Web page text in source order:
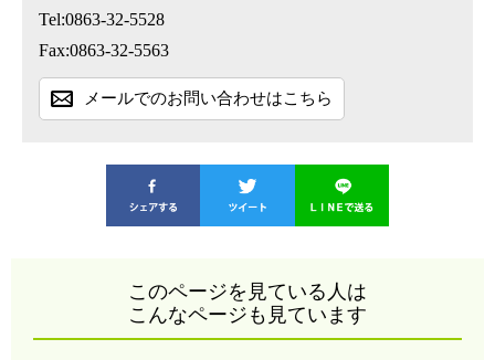
Tel:0863-32-5528
Fax:0863-32-5563
メールでのお問い合わせはこちら
このページを見ている人は
こんなページも見ています